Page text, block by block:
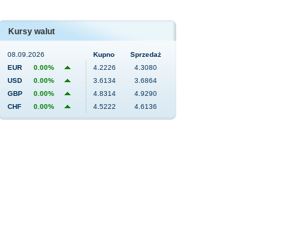
Kursy walut
08.09.2026 Kupno
Sprzedaż
EUR
0.00% 4.2226
4.3080
USD
0.00% 3.6134
3.6864
GBP
0.00% 4.8314
4.9290
CHF
0.00% 4.5222 4.6136